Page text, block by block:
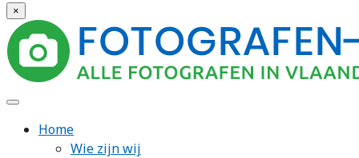
×
Home
Wie zijn wij